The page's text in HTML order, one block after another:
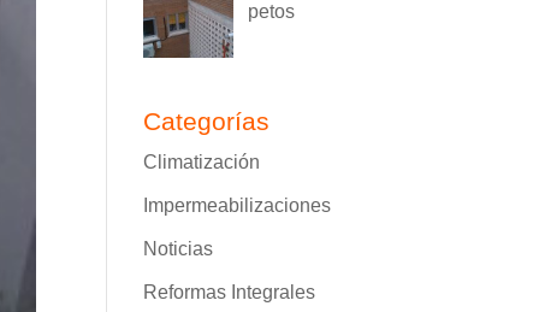
petos
Categorías
Climatización
Impermeabilizaciones
Noticias
Reformas Integrales